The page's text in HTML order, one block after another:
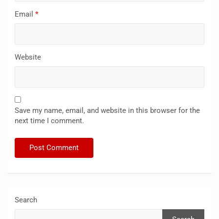
Email *
Website
Save my name, email, and website in this browser for the
next time I comment.
Search